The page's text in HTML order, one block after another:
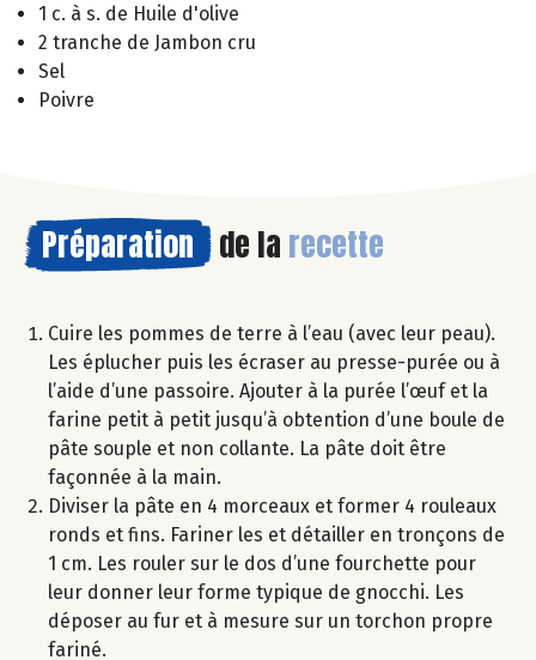
1 c. à s. de Huile d'olive
2 tranche de Jambon cru
Sel
Poivre
Préparation de la recette
Cuire les pommes de terre à l’eau (avec leur peau).
Les éplucher puis les écraser au presse-purée ou à
l’aide d’une passoire. Ajouter à la purée l’œuf et la
farine petit à petit jusqu’à obtention d’une boule de
pâte souple et non collante. La pâte doit être
façonnée à la main.
Diviser la pâte en 4 morceaux et former 4 rouleaux
ronds et fins. Fariner les et détailler en tronçons de
1 cm. Les rouler sur le dos d’une fourchette pour
leur donner leur forme typique de gnocchi. Les
déposer au fur et à mesure sur un torchon propre
fariné.